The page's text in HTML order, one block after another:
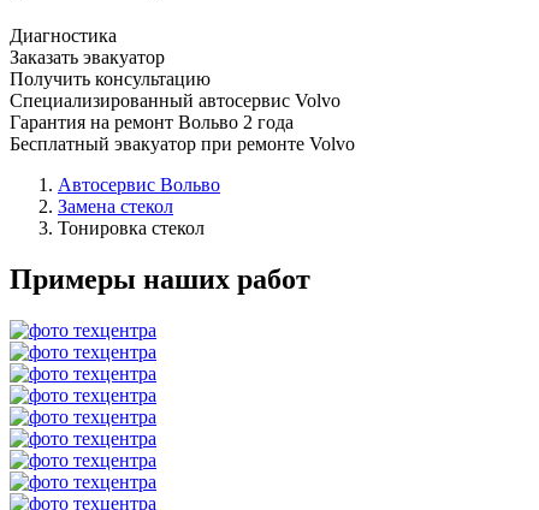
Диагностика
Заказать эвакуатор
Получить консультацию
Специализированный автосервис Volvo
Гарантия на ремонт Вольво 2 года
Бесплатный эвакуатор при ремонте Volvo
Автосервис Вольво
Замена стекол
Тонировка стекол
Примеры наших работ